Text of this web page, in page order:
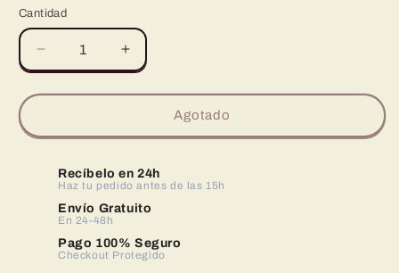
Cantidad
Reducir
cantidad
para
Plus
Manzana,
Pera
Melocoton
7x120g
Compota
Aumentar
cantidad
para
Plus
Manzana,
Pera
y
7x120g
Compota
Agotado
Recíbelo en 24h
Haz tu pedido antes de las 15h
Envío Gratuito
En 24-48h
Pago 100% Seguro
Checkout Protegido